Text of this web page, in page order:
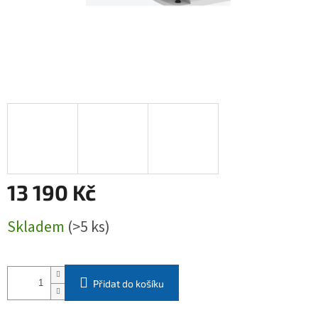
13 190 Kč
cena:
Skladem (>5 ks)
Přidat do košíku